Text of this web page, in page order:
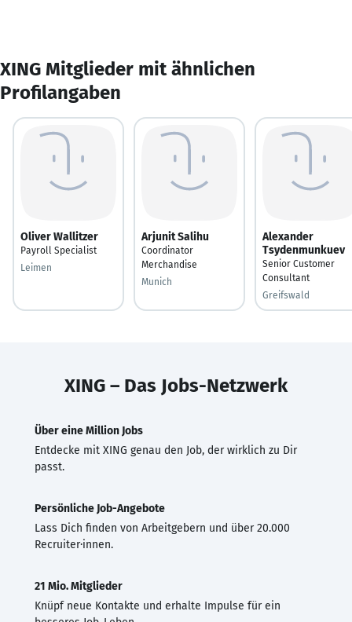
XING Mitglieder mit ähnlichen
Profilangaben
Oliver Wallitzer
Payroll Specialist
Leimen
Arjunit Salihu
Coordinator
Merchandise
Munich
Alexander
Tsydenmunkuev
Senior Customer
Consultant
Greifswald
XING – Das Jobs-Netzwerk
Über eine Million Jobs
Entdecke mit XING genau den Job, der wirklich zu Dir
passt.
Persönliche Job-Angebote
Lass Dich finden von Arbeitgebern und über 20.000
Recruiter·innen.
21 Mio. Mitglieder
Knüpf neue Kontakte und erhalte Impulse für ein